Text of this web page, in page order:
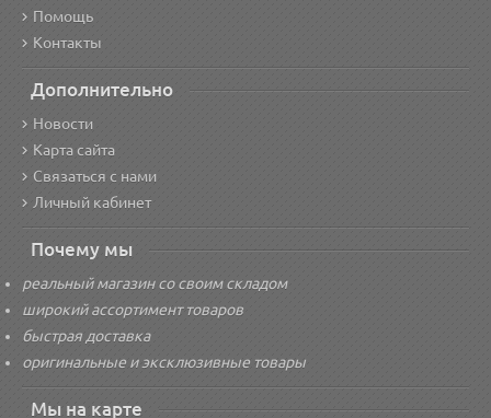
Помощь
Контакты
Дополнительно
Новости
Карта сайта
Связаться с нами
Личный кабинет
Почему мы
реальный магазин со своим складом
широкий ассортимент товаров
быстрая доставка
оригинальные и эксклюзивные товары
Мы на карте